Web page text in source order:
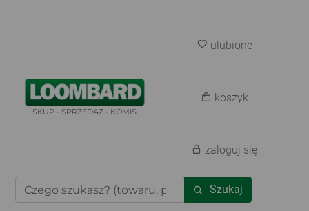
SKUP - SPRZEDAŻ - KOMIS
Szukaj
ulubione
koszyk
zaloguj się